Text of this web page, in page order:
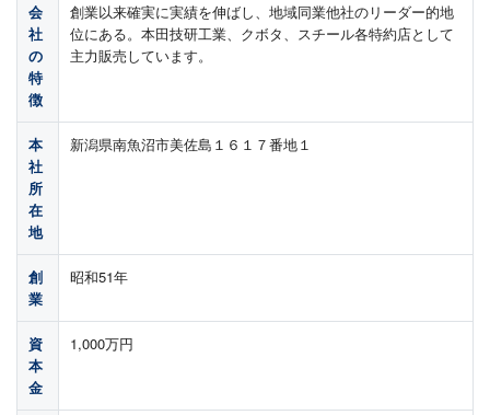
会
社
の
特
徴
創業以来確実に実績を伸ばし、地域同業他社のリーダー的地
位にある。本田技研工業、クボタ、スチール各特約店として
主力販売しています。
本
社
所
在
地
新潟県南魚沼市美佐島１６１７番地１
創
業
昭和51年
資
本
金
1,000万円